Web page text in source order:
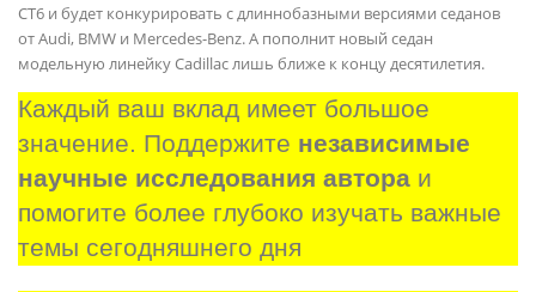
CT6 и будет конкурировать с длиннобазными версиями седанов
от Audi, BMW и Mercedes-Benz. А пополнит новый седан
модельную линейку Cadillac лишь ближе к концу десятилетия.
Каждый ваш вклад имеет большое
значение. Поддержите независимые
научные исследования автора и
помогите более глубоко изучать важные
темы сегодняшнего дня